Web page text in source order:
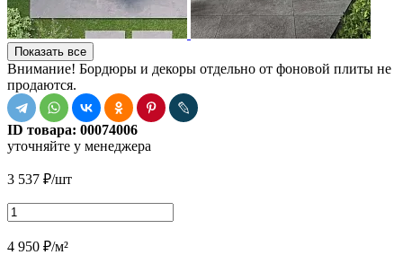
Показать все
Внимание! Бордюры и декоры отдельно от фоновой плиты не
продаются.
ID товара: 00074006
уточняйте у менеджера
3 537 ₽/шт
4 950 ₽/м²